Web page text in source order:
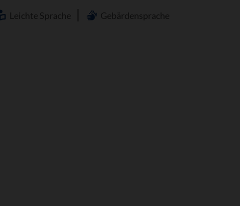
Leichte Sprache Gebärdensprache